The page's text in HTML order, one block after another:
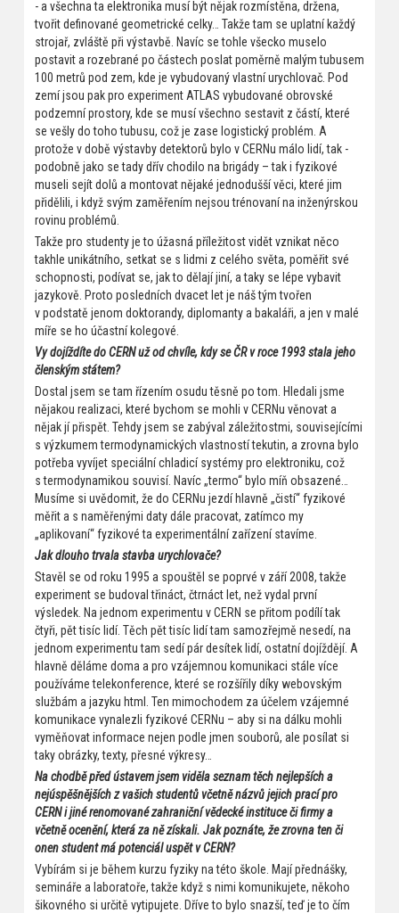
- a všechna ta elektronika musí být nějak rozmístěna, držena,
tvořit definované geometrické celky… Takže tam se uplatní každý
strojař, zvláště při výstavbě. Navíc se tohle všecko muselo
postavit a rozebrané po částech poslat poměrně malým tubusem
100 metrů pod zem, kde je vybudovaný vlastní urychlovač. Pod
zemí jsou pak pro experiment ATLAS vybudované obrovské
podzemní prostory, kde se musí všechno sestavit z částí, které
se vešly do toho tubusu, což je zase logistický problém. A
protože v době výstavby detektorů bylo v CERNu málo lidí, tak -
podobně jako se tady dřív chodilo na brigády – tak i fyzikové
museli sejít dolů a montovat nějaké jednodušší věci, které jim
přidělili, i když svým zaměřením nejsou trénovaní na inženýrskou
rovinu problémů.
Takže pro studenty je to úžasná příležitost vidět vznikat něco
takhle unikátního, setkat se s lidmi z celého světa, poměřit své
schopnosti, podívat se, jak to dělají jiní, a taky se lépe vybavit
jazykově. Proto posledních dvacet let je náš tým tvořen
v podstatě jenom doktorandy, diplomanty a bakaláři, a jen v malé
míře se ho účastní kolegové.
Vy dojíždíte do CERN už od chvíle, kdy se ČR v roce 1993 stala jeho
členským státem?
Dostal jsem se tam řízením osudu těsně po tom. Hledali jsme
nějakou realizaci, které bychom se mohli v CERNu věnovat a
nějak jí přispět. Tehdy jsem se zabýval záležitostmi, souvisejícími
s výzkumem termodynamických vlastností tekutin, a zrovna bylo
potřeba vyvíjet speciální chladicí systémy pro elektroniku, což
s termodynamikou souvisí. Navíc „termo“ bylo míň obsazené…
Musíme si uvědomit, že do CERNu jezdí hlavně „čistí“ fyzikové
měřit a s naměřenými daty dále pracovat, zatímco my
„aplikovaní“ fyzikové ta experimentální zařízení stavíme.
Jak dlouho trvala stavba urychlovače?
Stavěl se od roku 1995 a spouštěl se poprvé v září 2008, takže
experiment se budoval třináct, čtrnáct let, než vydal první
výsledek. Na jednom experimentu v CERN se přitom podílí tak
čtyři, pět tisíc lidí. Těch pět tisíc lidí tam samozřejmě nesedí, na
jednom experimentu tam sedí pár desítek lidí, ostatní dojíždějí. A
hlavně děláme doma a pro vzájemnou komunikaci stále více
používáme telekonference, které se rozšířily díky webovským
službám a jazyku html. Ten mimochodem za účelem vzájemné
komunikace vynalezli fyzikové CERNu – aby si na dálku mohli
vyměňovat informace nejen podle jmen souborů, ale posílat si
taky obrázky, texty, přesné výkresy…
Na chodbě před ústavem jsem viděla seznam těch nejlepších a
nejúspěšnějších z vašich studentů včetně názvů jejich prací pro
CERN i jiné renomované zahraniční vědecké instituce či firmy a
včetně ocenění, která za ně získali. Jak poznáte, že zrovna ten či
onen student má potenciál uspět v CERN?
Vybírám si je během kurzu fyziky na této škole. Mají přednášky,
semináře a laboratoře, takže když s nimi komunikujete, někoho
šikovného si určitě vytipujete. Dříve to bylo snazší, teď je to čím